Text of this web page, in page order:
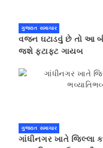
ગુજરાત સમાચાર
વજન ઘટાડવું છે તો આ
જશે ફટાફટ ગાયબ
ગુજરાત સમાચાર
ગાંધીનગર ખાતે જિલ્લા